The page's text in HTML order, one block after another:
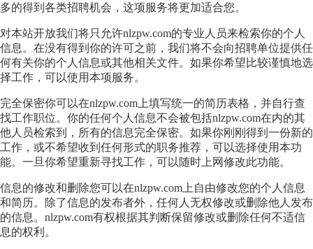
多的得到各类招聘机会，这项服务将更加适合您。
对本站开放我们将只允许nlzpw.com的专业人员来检索你的个人
信息。在没有得到你的许可之前，我们将不会向招聘单位提供任
何有关你的个人信息或其他相关文件。如果你希望比较谨慎地选
择工作，可以使用本项服务。
完全保密你可以在nlzpw.com上填写统一的简历表格，并自行查
找工作职位。你的任何个人信息不会被包括nlzpw.com在内的其
他人员检索到，所有的信息完全保密。如果你刚刚得到一份新的
工作，或不希望收到任何形式的职务推荐，可以选择使用本功
能。一旦你希望重新寻找工作，可以随时上网修改此功能。
信息的修改和删除您可以在nlzpw.com上自由修改您的个人信息
和简历。除了信息的发布者外，任何人无权修改或删除他人发布
的信息。nlzpw.com有权根据其判断保留修改或删除任何不适信
息的权利。